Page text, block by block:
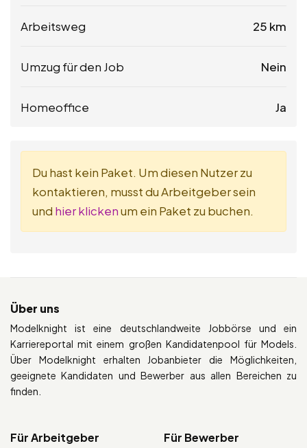
Arbeitsweg 25 km
Umzug für den Job Nein
Homeoffice Ja
Du hast kein Paket. Um diesen Nutzer zu
kontaktieren, musst du Arbeitgeber sein
und hier klickenum ein Paket zu buchen.
Über uns
Modelknight ist eine deutschlandweite Jobbörse und ein
Karriereportal mit einem großen Kandidatenpool für Models.
Über Modelknight erhalten Jobanbieter die Möglichkeiten,
geeignete Kandidaten und Bewerber aus allen Bereichen zu
finden.
Für Arbeitgeber Für Bewerber